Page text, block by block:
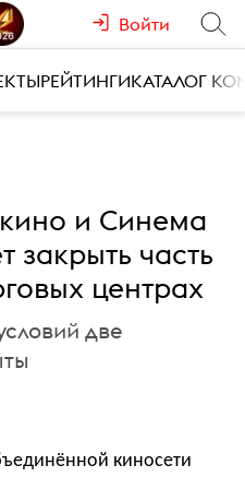
Войти
РЕЙТИНГИКАТАЛОГ
и Синема
закрыть часть
центрах
две
киносети